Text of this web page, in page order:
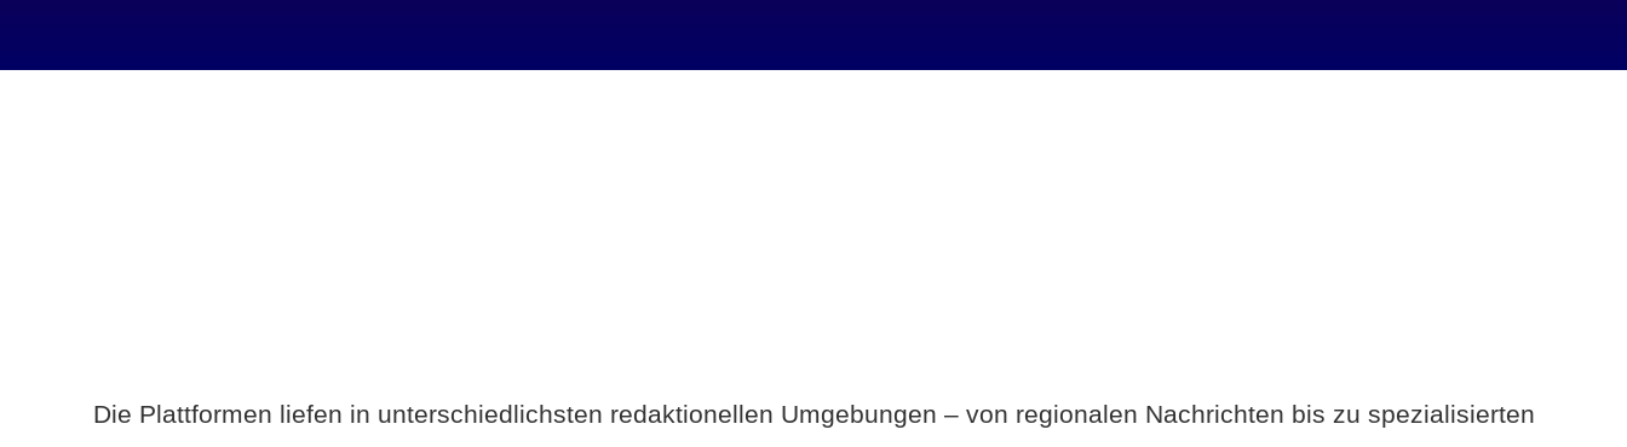
Die Plattformen liefen in unterschiedlichsten redaktionellen Umgebungen – von regionalen Nachrichten bis zu spezialisierten